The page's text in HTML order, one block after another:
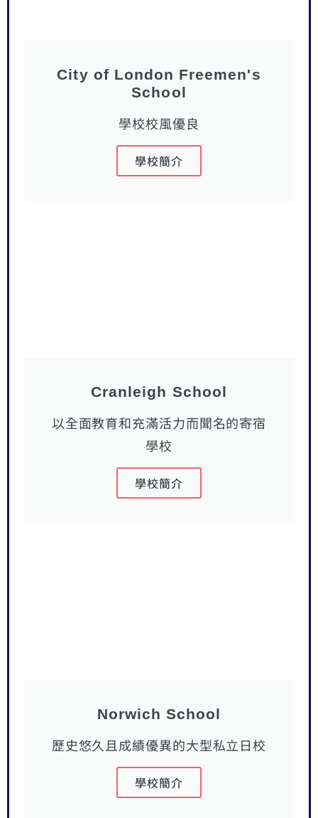
City of London Freemen's
School
學校校風優良
學校簡介
Cranleigh School
以全面教育和充滿活力而聞名的寄宿
學校
學校簡介
Norwich School
歷史悠久且成績優異的大型私立日校
學校簡介